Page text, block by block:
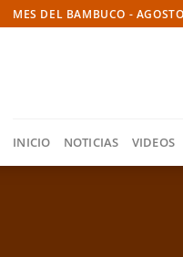
MES DEL BAMBUCO -
INICIO NOTICIAS VIDEOS